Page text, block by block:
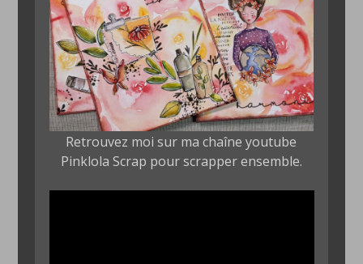
Retrouvez moi sur ma chaîne youtube
Pinklola Scrap pour scrapper ensemble.